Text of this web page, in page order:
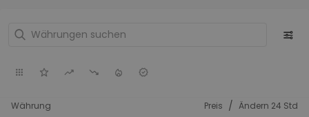
Währung Preis / Ändern 24 Std